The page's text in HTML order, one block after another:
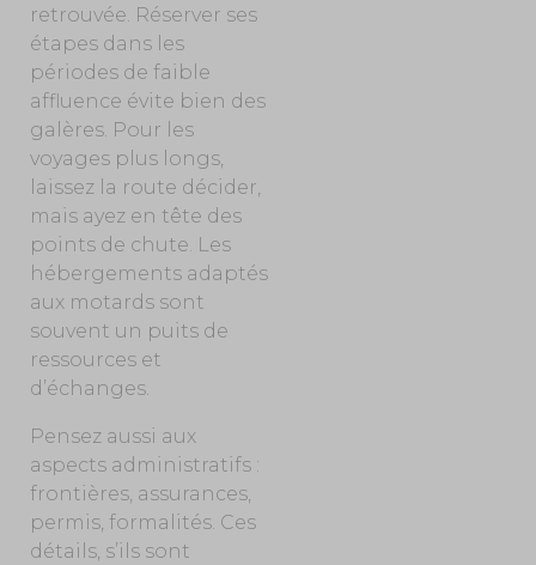
retrouvée. Réserver ses
étapes dans les
périodes de faible
affluence évite bien des
galères. Pour les
voyages plus longs,
laissez la route décider,
mais ayez en tête des
points de chute. Les
hébergements adaptés
aux motards sont
souvent un puits de
ressources et
d’échanges.
Pensez aussi aux
aspects administratifs :
frontières, assurances,
permis, formalités. Ces
détails, s’ils sont